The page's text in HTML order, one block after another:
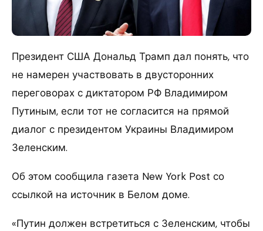
Президент США Дональд Трамп дал понять, что
не намерен участвовать в двусторонних
переговорах с диктатором РФ Владимиром
Путиным, если тот не согласится на прямой
диалог с президентом Украины Владимиром
Зеленским.
Об этом сообщила газета New York Post со
ссылкой на источник в Белом доме.
«Путин должен встретиться с Зеленским, чтобы